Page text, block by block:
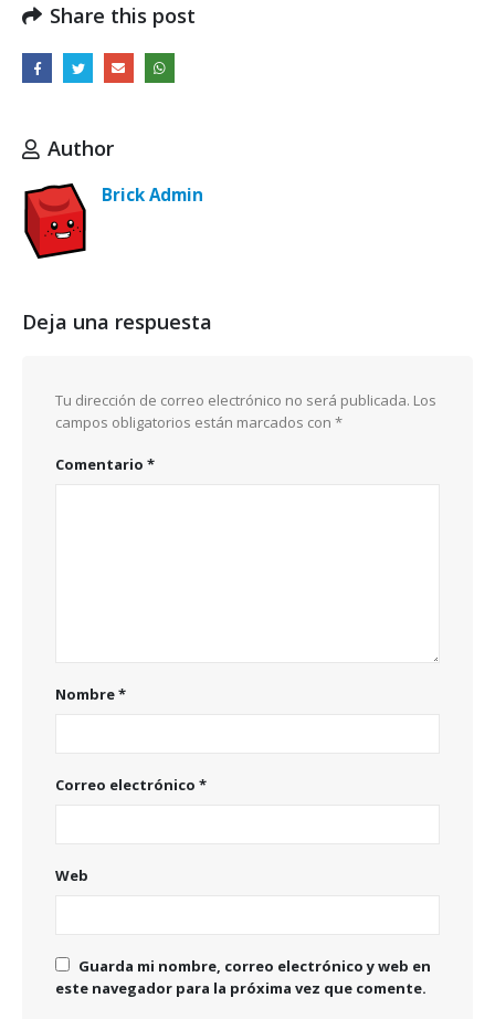
Share this post
Author
Brick Admin
Deja una respuesta
Tu dirección de correo electrónico no será publicada. Los
campos obligatorios están marcados con *
Comentario *
Nombre*
Correo electrónico *
Web
Guarda mi nombre, correo electrónico y web en
este navegador para la próxima vez que comente.